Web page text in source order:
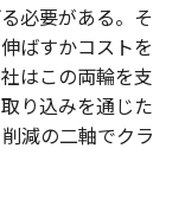
必要がある。そ
ばすかコストを
はこの両輪を支
り込みを通じた
減の二軸でクラ